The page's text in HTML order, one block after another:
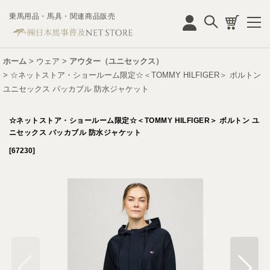
乗馬用品・馬具・関連商品販売
ホーム > ウェア > アウター（ユニセックス）
> ☆ネットストア・ショールーム限定☆＜TOMMY HILFIGER＞ ボルトン
ユニセックス パッカブル 防水ジャケット
☆ネットストア・ショールーム限定☆＜TOMMY HILFIGER＞ ボルトン ユ
ニセックス パッカブル 防水ジャケット
[67230]